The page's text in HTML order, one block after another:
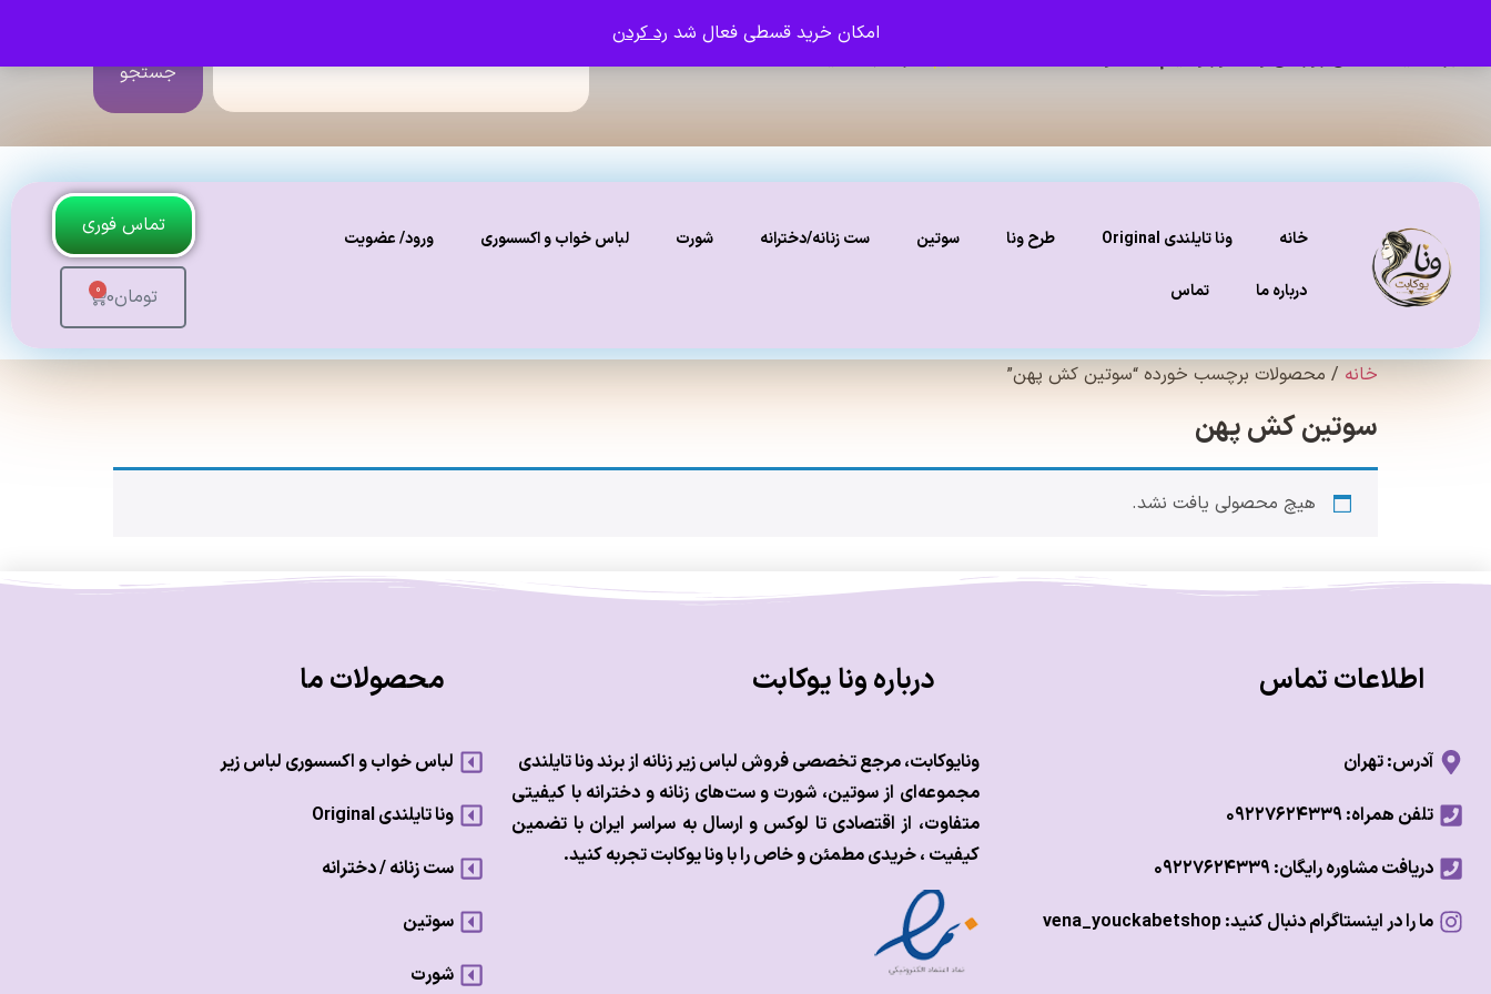
امکان خرید قسطی فعال شد رد کردن
جستجو
خانه ونا تایلندی Original طرح ونا سوتین ست زنانه/دخترانه شورت لباس خواب و اکسسوری ورود/ عضویت
درباره ما تماس
تماس فوری
تومان0
0
خانه / محصولات برچسب خورده “سوتین کش پهن”
سوتین کش پهن
هیچ محصولی یافت نشد.
اطلاعات تماس
آدرس: تهران
تلفن همراه: ۰۹۲۲۷۶۲۴۳۳۹
دریافت مشاوره رایگان: ۰۹۲۲۷۶۲۴۳۳۹
ما را در اینستاگرام دنبال کنید: vena_youckabetshop
درباره ونا یوکابت
ونایوکابت، مرجع تخصصی فروش لباس زیر زنانه از برند ونا تایلندی
مجموعه‌ای از سوتین، شورت و ست‌های زنانه و دخترانه با کیفیتی
متفاوت، از اقتصادی تا لوکس و ارسال به سراسر ایران با تضمین
کیفیت ، خریدی مطمئن و خاص را با ونا یوکابت تجربه کنید.
محصولات ما
لباس خواب و اکسسوری لباس زیر
ونا تایلندی Original
ست زنانه / دخترانه
سوتین
شورت